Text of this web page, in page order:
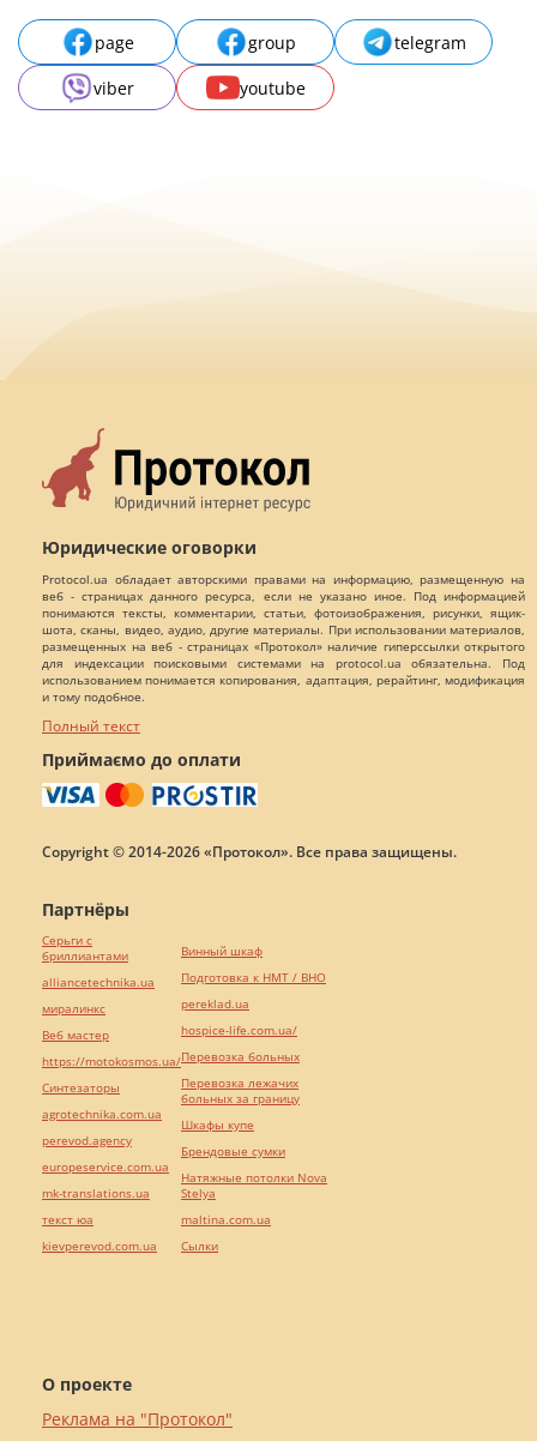
page group
telegram
viber
youtube
Юридические оговорки
Protocol.ua обладает авторскими правами на информацию, размещенную на
веб - страницах данного ресурса, если не указано иное. Под информацией
понимаются тексты, комментарии, статьи, фотоизображения, рисунки, ящик-
шота, сканы, видео, аудио, другие материалы. При использовании материалов,
размещенных на веб - страницах «Протокол» наличие гиперссылки открытого
для индексации поисковыми системами на protocol.ua обязательна. Под
использованием понимается копирования, адаптация, рерайтинг, модификация
и тому подобное.
Полный текст
Приймаємо до оплати
Copyright © 2014-2026 «Протокол». Все права защищены.
О проекте
Реклама на "Протокол"
Партнёры
Серьги с
бриллиантами
alliancetechnika.ua
миралинкс
Веб мастер
https://motokosmos.ua/
Синтезаторы
agrotechnika.com.ua
perevod.agency
europeservice.com.ua
mk-translations.ua
текст юа
kievperevod.com.ua
Винный шкаф
Подготовка к НМТ / ВНО
pereklad.ua
hospice-life.com.ua/
Перевозка больных
Перевозка лежачих
больных за границу
Шкафы купе
Брендовые сумки
Натяжные потолки Nova
Stelya
maltina.com.ua
Cылки